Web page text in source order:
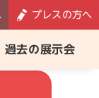
過去の展示会
プレスの方へ